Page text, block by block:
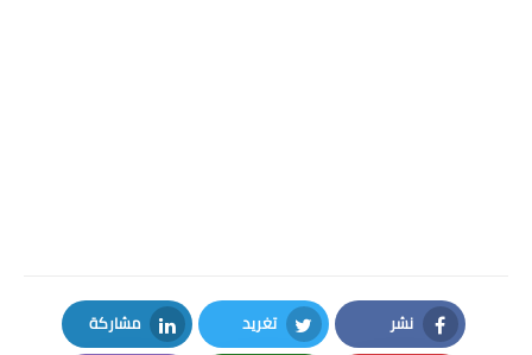
نشر تغريد مشاركة